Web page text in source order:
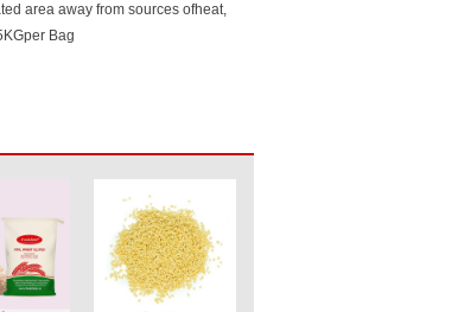
area away from sources ofheat,
Bag